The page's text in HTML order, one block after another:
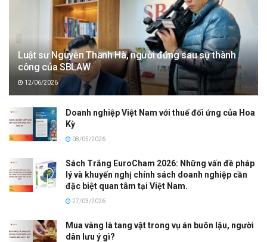
Luật sư Nguyễn Thanh Hà, người đứng sau sự thành
công của SBLAW
12/06/2026
Doanh nghiệp Việt Nam với thuế đối ứng của Hoa
Kỳ
08/05/2026
Sách Trắng EuroCham 2026: Những vấn đề pháp
lý và khuyến nghị chính sách doanh nghiệp cần
đặc biệt quan tâm tại Việt Nam.
27/03/2026
Mua vàng là tang vật trong vụ án buôn lậu, người
dân lưu ý gì?